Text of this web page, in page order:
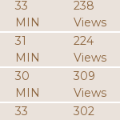
33
MIN
238
Views
31
MIN
224
Views
30
MIN
309
Views
33
302